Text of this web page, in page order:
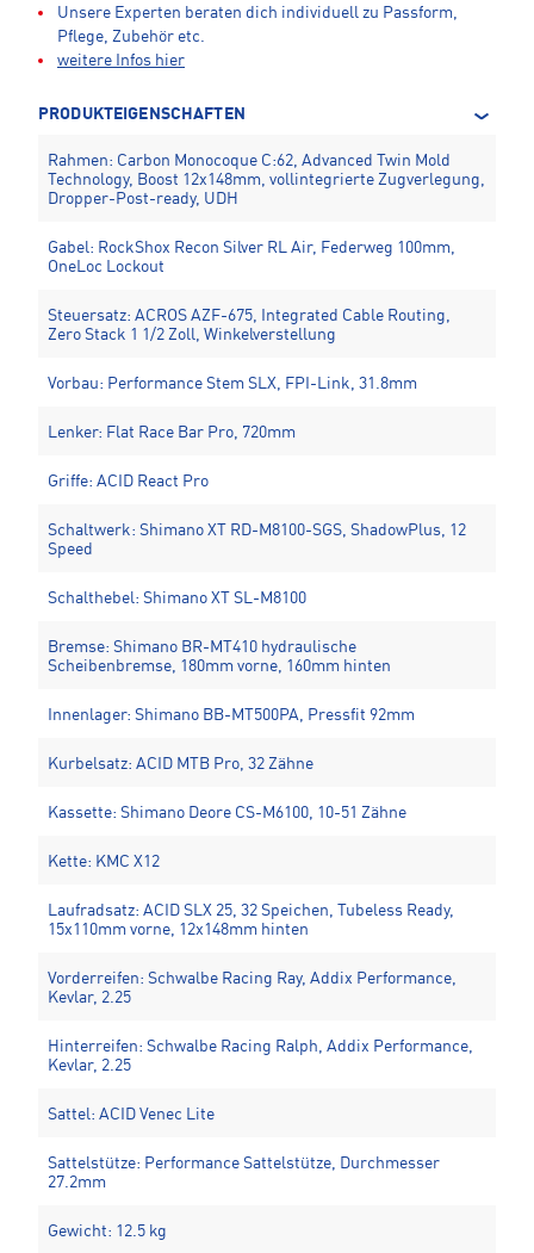
Unsere Experten beraten dich individuell zu Passform,
Pflege, Zubehör etc.
weitere Infos hier
PRODUKTEIGENSCHAFTEN
Rahmen: Carbon Monocoque C:62, Advanced Twin Mold
Technology, Boost 12x148mm, vollintegrierte Zugverlegung,
Dropper-Post-ready, UDH
Gabel: RockShox Recon Silver RL Air, Federweg 100mm,
OneLoc Lockout
Steuersatz: ACROS AZF-675, Integrated Cable Routing,
Zero Stack 1 1/2 Zoll, Winkelverstellung
Vorbau: Performance Stem SLX, FPI-Link, 31.8mm
Lenker: Flat Race Bar Pro, 720mm
Griffe: ACID React Pro
Schaltwerk: Shimano XT RD-M8100-SGS, ShadowPlus, 12
Speed
Schalthebel: Shimano XT SL-M8100
Bremse: Shimano BR-MT410 hydraulische
Scheibenbremse, 180mm vorne, 160mm hinten
Innenlager: Shimano BB-MT500PA, Pressfit 92mm
Kurbelsatz: ACID MTB Pro, 32 Zähne
Kassette: Shimano Deore CS-M6100, 10-51 Zähne
Kette: KMC X12
Laufradsatz: ACID SLX 25, 32 Speichen, Tubeless Ready,
15x110mm vorne, 12x148mm hinten
Vorderreifen: Schwalbe Racing Ray, Addix Performance,
Kevlar, 2.25
Hinterreifen: Schwalbe Racing Ralph, Addix Performance,
Kevlar, 2.25
Sattel: ACID Venec Lite
Sattelstütze: Performance Sattelstütze, Durchmesser
27.2mm
Gewicht: 12.5 kg